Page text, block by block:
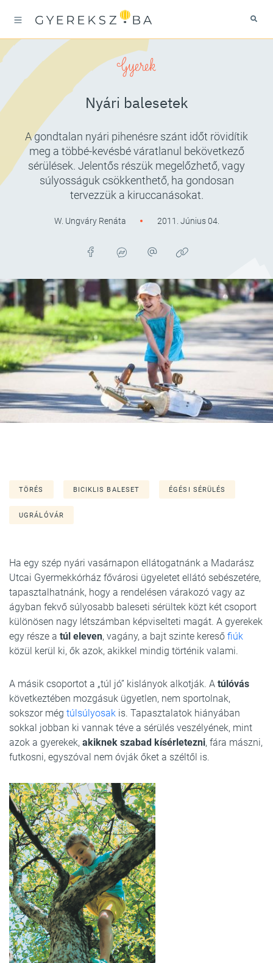
Gyerek
Nyári balesetek
A gondtalan nyári pihenésre szánt időt rövidítik
meg a többé-kevésbé váratlanul bekövetkező
sérülések. Jelentős részük megelőzhető, vagy
súlyosságuk csökkenthető, ha gondosan
tervezzük a kiruccanásokat.
W. Ungváry Renáta 2011. Június 04.
TÖRÉS BICIKLIS BALESET ÉGÉSI SÉRÜLÉS
UGRÁLÓVÁR
Ha egy szép nyári vasárnapon ellátogatnánk a Madarász
Utcai Gyermekkórház fővárosi ügyeletet ellátó sebészetére,
tapasztalhatnánk, hogy a rendelésen várakozó vagy az
ágyban fekvő súlyosabb baleseti sérültek közt két csoport
különösen nagy létszámban képviselteti magát. A gyerekek
egy része a túl eleven, vagány, a bajt szinte kereső fiúk
közül kerül ki, ők azok, akikkel mindig történik valami.
A másik csoportot a „túl jó” kislányok alkotják. A túlóvás
következtében mozgásuk ügyetlen, nem sportolnak,
sokszor még túlsúlyosak is. Tapasztalatok hiányában
sokkal jobban ki vannak téve a sérülés veszélyének, mint
azok a gyerekek, akiknek szabad kísérletezni, fára mászni,
futkosni, egyszóval nem óvják őket a széltől is.